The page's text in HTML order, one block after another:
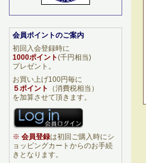
会員ポイントのご案内
初回入会登録時に
1000ポイント(千円相当)
プレゼント。
お買い上げ100円毎に
５ポイント
（消費税相当）
を加算させて頂きます。
※ 会員登録は初回ご購入時にシ
ョッピングカートからのお手続
きとなります。